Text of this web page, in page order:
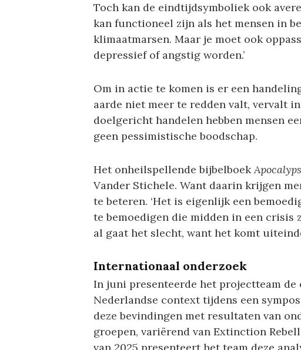
Toch kan de eindtijdsymboliek ook
kan functioneel zijn als het mensen in
klimaatmarsen. Maar je moet ook
depressief of angstig worden.’
Om in actie te komen is er een
aarde niet meer te redden valt, vervalt
doelgericht handelen hebben mensen
geen pessimistische boodschap.
Het onheilspellende bijbelboek
Vander Stichele. Want daarin krijgen
te beteren. ‘Het is eigenlijk een
te bemoedigen die midden in een crisis
al gaat het slecht, want het komt
Internationaal onderzoek
In juni presenteerde het projectteam
Nederlandse context tijdens een
deze bevindingen met resultaten van
groepen, variërend van Extinction